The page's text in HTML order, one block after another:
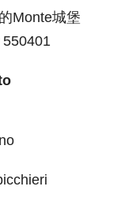
Monte城堡